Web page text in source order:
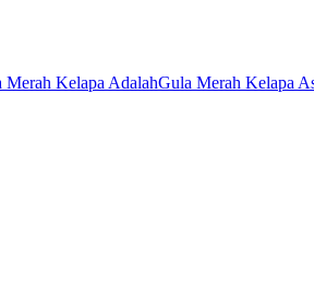
Merah Kelapa AdalahGula Merah Kelapa